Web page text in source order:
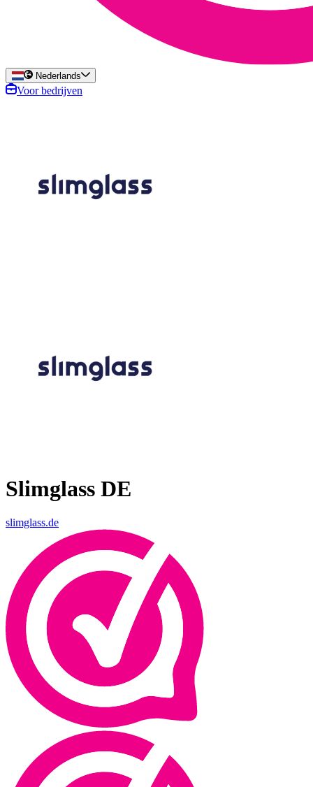
Nederlands
Voor bedrijven
Slimglass DE
slimglass.de